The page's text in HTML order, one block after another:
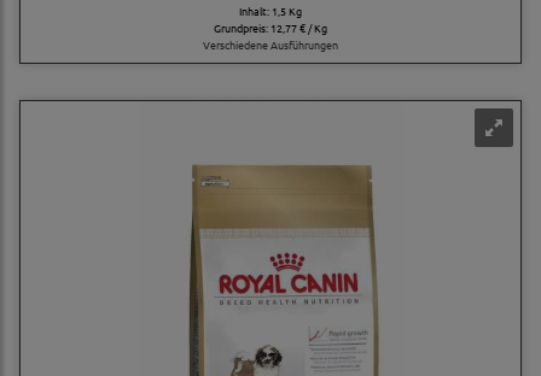
Inhalt: 1,5 Kg
Grundpreis: 12,77 € / Kg
Verschiedene Ausführungen